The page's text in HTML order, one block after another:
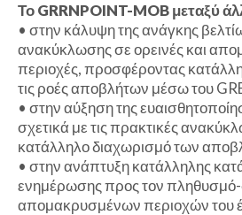
Το GRRNPOINT-MOB μεταξύ
• στην κάλυψη της ανάγκης
ανακύκλωσης σε ορεινές και
περιοχές, προσφέροντας
τις ροές αποβλήτων μέσω του
• στην αύξηση της
σχετικά με τις πρακτικές
κατάλληλο διαχωρισμό των
• στην ανάπτυξη κατάλληλης
ενημέρωσης προς τον
απομακρυσμένων περιοχών του